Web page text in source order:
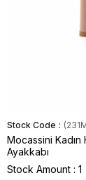
Stock Code
Mocassini
Ayakkabı
Stock Amount : 1